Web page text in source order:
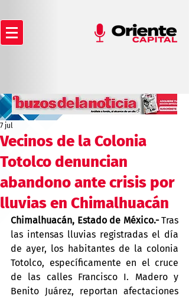
Vecinos de la Colonia
Totolco denuncian
abandono ante crisis por
lluvias en Chimalhuacán
7 jul
Chimalhuacán, Estado de México.- Tras
las intensas lluvias registradas el día
de ayer, los habitantes de la colonia
Totolco, específicamente en el cruce
de las calles Francisco I. Madero y
Benito Juárez, reportan afectaciones